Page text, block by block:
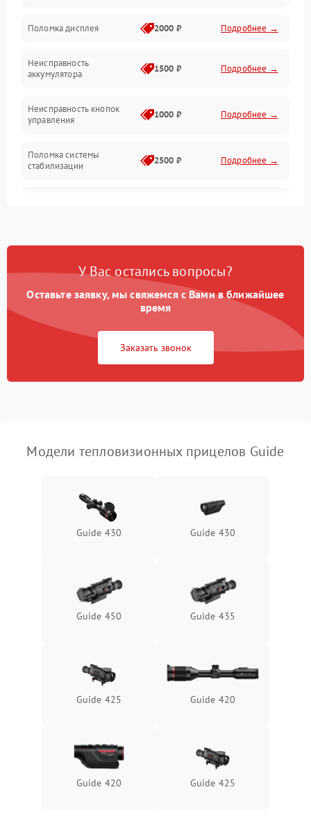
Поломка дисплея 2000 ₽ Подробнее →
Неисправность
аккумулятора
1500 ₽ Подробнее →
Неисправность кнопок
управления
1000 ₽ Подробнее →
Поломка системы
стабилизации
2500 ₽ Подробнее →
Неисправность системы
Поломка системы GPS 2000 ₽ Подробнее →
Повреждение системы
защиты от перегрузок
1500 ₽
автоматического
1500 ₽ Подробнее →
Неисправность системы
Подробнее →
Неисправность системы
защиты от замыкания
Подробнее →
Поломка системы защиты
от перенапряжения
1500 ₽ Подробнее →
У Вас остались вопросы?
Оставьте заявку, мы свяжемся с Вами в ближайшее
время
Заказать звонок
Модели тепловизионных прицелов Guide
Guide 430 Guide 430
Guide 450 Guide 435
Guide 425 Guide 420
Guide 420 Guide 425